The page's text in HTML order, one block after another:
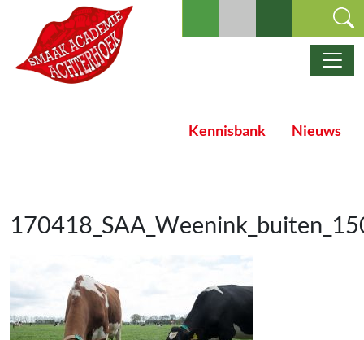
Ga naar de inhoud
Hoofdnavigatie
Kennisbank Nieuws